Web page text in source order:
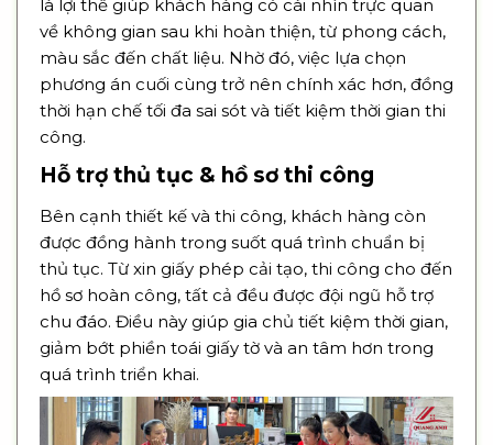
là lợi thế giúp khách hàng có cái nhìn trực quan
về không gian sau khi hoàn thiện, từ phong cách,
màu sắc đến chất liệu. Nhờ đó, việc lựa chọn
phương án cuối cùng trở nên chính xác hơn, đồng
thời hạn chế tối đa sai sót và tiết kiệm thời gian thi
công.
Hỗ trợ thủ tục & hồ sơ thi công
Bên cạnh thiết kế và thi công, khách hàng còn
được đồng hành trong suốt quá trình chuẩn bị
thủ tục. Từ xin giấy phép cải tạo, thi công cho đến
hồ sơ hoàn công, tất cả đều được đội ngũ hỗ trợ
chu đáo. Điều này giúp gia chủ tiết kiệm thời gian,
giảm bớt phiền toái giấy tờ và an tâm hơn trong
quá trình triển khai.